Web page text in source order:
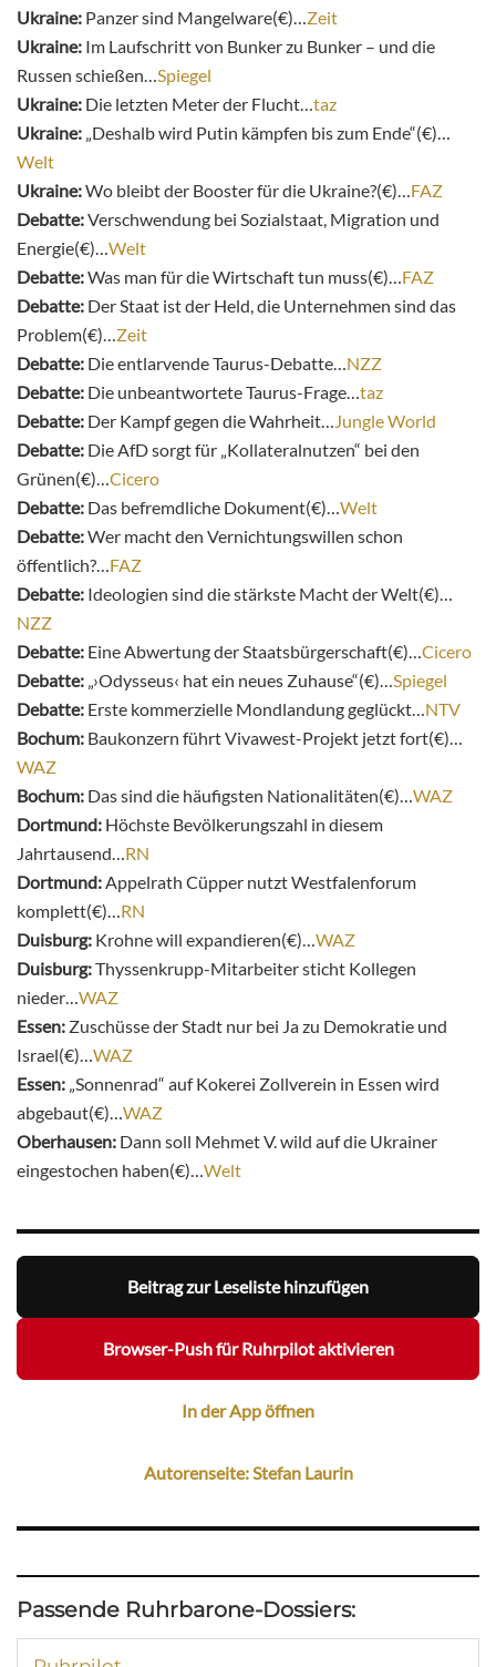
Ukraine: Panzer sind Mangelware(€)…Zeit
Ukraine: Im Laufschritt von Bunker zu Bunker – und die
Russen schießen…Spiegel
Ukraine: Die letzten Meter der Flucht…taz
Ukraine: „Deshalb wird Putin kämpfen bis zum Ende“(€)…
Welt
Ukraine:Wo bleibt der Booster für die Ukraine?(€)…FAZ
Debatte:Verschwendung bei Sozialstaat, Migration und
Energie(€)…Welt
Debatte:Was man für die Wirtschaft tun muss(€)…FAZ
Debatte: Der Staat ist der Held, die Unternehmen sind das
Problem(€)…Zeit
Debatte: Die entlarvende Taurus-Debatte…NZZ
Debatte: Die unbeantwortete Taurus-Frage…taz
Debatte: Der Kampf gegen die Wahrheit…Jungle World
Debatte: Die AfD sorgt für „Kollateralnutzen“ bei den
Grünen(€)…Cicero
Debatte: Das befremdliche Dokument(€)…Welt
Debatte:Wer macht den Vernichtungswillen schon
öffentlich?…FAZ
Debatte: Ideologien sind die stärkste Macht der Welt(€)…
NZZ
Debatte: Eine Abwertung der Staatsbürgerschaft(€)…Cicero
Debatte: „›Odysseus‹ hat ein neues Zuhause“(€)…Spiegel
Debatte: Erste kommerzielle Mondlandung geglückt…NTV
Bochum: Baukonzern führt Vivawest-Projekt jetzt fort(€)…
WAZ
Bochum: Das sind die häufigsten Nationalitäten(€)…WAZ
Dortmund: Höchste Bevölkerungszahl in diesem
Jahrtausend…RN
Dortmund:Appelrath Cüpper nutzt Westfalenforum
komplett(€)…RN
Duisburg: Krohne will expandieren(€)…WAZ
Duisburg:Thyssenkrupp-Mitarbeiter sticht Kollegen
nieder…WAZ
Essen: Zuschüsse der Stadt nur bei Ja zu Demokratie und
Israel(€)…WAZ
Essen: „Sonnenrad“ auf Kokerei Zollverein in Essen wird
abgebaut(€)…WAZ
Oberhausen: Dann soll Mehmet V. wild auf die Ukrainer
eingestochen haben(€)…Welt
Beitrag zur Leseliste hinzufügen
Browser-Push für Ruhrpilot aktivieren
In der App öffnen
Autorenseite: Stefan Laurin
Passende Ruhrbarone-Dossiers: